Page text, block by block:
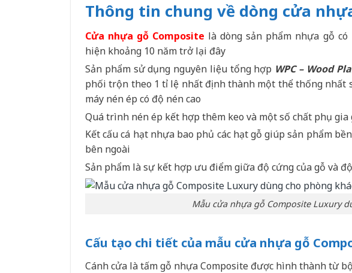
Thông tin chung về dòng cửa
Cửa nhựa gỗ Composite là dòng sản phẩm nhựa gỗ
hiện khoảng 10 năm trở lại đây
Sản phẩm sử dụng nguyên liệu tổng hợp WPC – Wood
phối trộn theo 1 tỉ lệ nhất định thành một thể thống nhất
máy nén ép có độ nén cao
Quá trình nén ép kết hợp thêm keo và một số chất phụ gia
Kết cấu cá hạt nhựa bao phủ các hạt gỗ giúp sản phẩm
bên ngoài
Sản phẩm là sự kết hợp ưu điểm giữa độ cứng của gỗ và
Mẫu cửa nhựa gỗ Composite Luxury
Cấu tạo chi tiết của mẫu cửa nhựa gỗ
Cánh cửa là tấm gỗ nhựa Composite được hình thành từ